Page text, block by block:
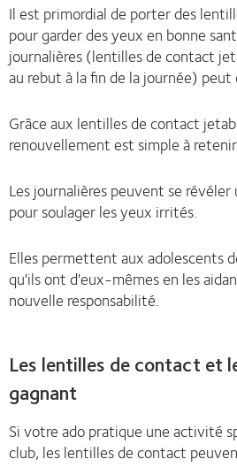
Il est primordial de porter des
pour garder des yeux en bonne
journalières (lentilles de contact
au rebut à la fin de la journée)
Grâce aux lentilles de contact
renouvellement est simple à
Les journalières peuvent se révéler
pour soulager les yeux irrités.
Elles permettent aux adolescents
qu'ils ont d'eux-mêmes en les
nouvelle responsabilité.
Les lentilles de contact et
gagnant
Si votre ado pratique une activité
club, les lentilles de contact